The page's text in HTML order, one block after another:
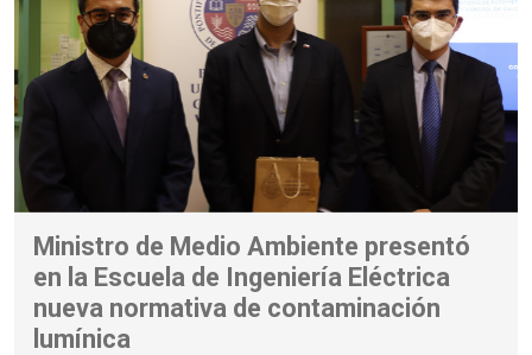
Ministro de Medio Ambiente presentó
en la Escuela de Ingeniería Eléctrica
nueva normativa de contaminación
lumínica